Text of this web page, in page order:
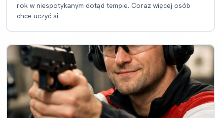
rok w niespotykanym dotąd tempie. Coraz więcej osób
chce uczyć si...